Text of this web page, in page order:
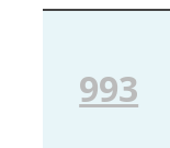
993